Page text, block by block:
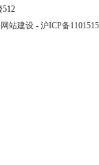
站建设 - 沪ICP备